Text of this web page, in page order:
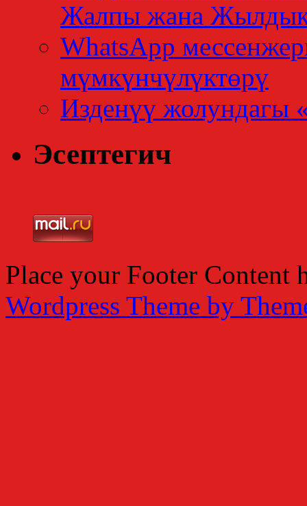
Жалпы жана
WhatsApp
мүмкүнчүлүктөрү
Изденүү жолундагы
Эсептегич
Place your Footer Content
Wordpress Theme by